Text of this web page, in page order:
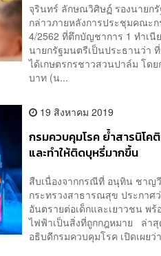
จุรินทร์ ลักษณวิศิษฏ์ รองนายก
กล่าวภายหลังการประชุมคณะ
4/2562 ที่ตึกบัญชาการ 1 ทำเนี
นายกรัฐมนตรีเป็นประธานว่า
ได้เกษตรกรชาวสวนปาล์ม โด
บาท (น...
19 สิงหาคม 2019
กรมควบคุมโรค ย้ำสารนิโค
และทำให้ติดบุหรี่มากขึ้น
สืบเนื่องจากกรณีที่ อนุทิน ชาญ
กระทรวงสาธารณสุข ประกาศ
อันตรายต่อเด็กและเยาวชน พ
ไฟฟ้าเป็นสิ่งที่ถูกกฎหมาย ล่าสุ
อธิบดีกรมควบคุมโรค เปิดเผย